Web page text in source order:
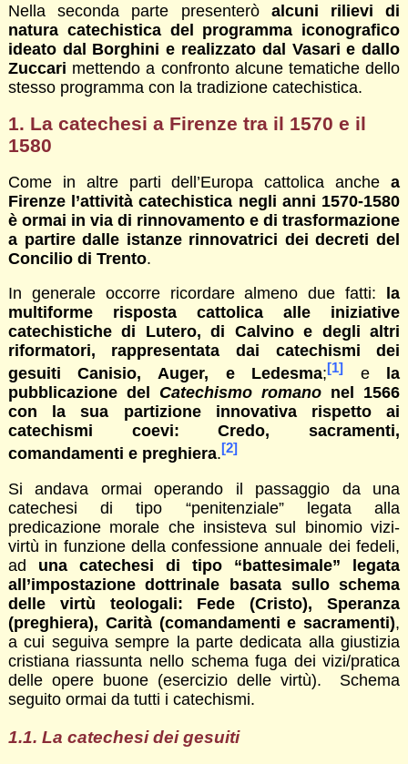
Nella seconda parte presenterò alcuni rilievi di
natura catechistica del programma iconografico
ideato dal Borghini e realizzato dal Vasari e dallo
Zuccari mettendo a confronto alcune tematiche dello
stesso programma con la tradizione catechistica.
1. La catechesi a Firenze tra il 1570 e il
1580
Come in altre parti dell’Europa cattolica anchea
Firenze l’attività catechistica negli anni 1570-1580
è ormai in via di rinnovamento e di trasformazione
a partire dalle istanze rinnovatrici dei decreti del
Concilio di Trento.
In generale occorre ricordare almeno due fatti:
la
multiforme risposta cattolica alle iniziative
catechistiche di Lutero, di Calvino e degli altri
riformatori, rappresentata dai catechismi dei
gesuiti Canisio, Auger, e Ledesma;[1] e
la
pubblicazione del Catechismo romano nel 1566
con la sua partizione innovativa rispetto ai
catechismi coevi: Credo, sacramenti,
comandamenti e preghiera.[2]
Si andava ormai operando il passaggio da una
catechesi di tipo “penitenziale” legata alla
predicazione morale che insisteva sul binomio vizi-
virtù in funzione della confessione annuale dei fedeli,
ad una catechesi di tipo “battesimale” legata
all’impostazione dottrinale basata sullo schema
delle virtù teologali: Fede (Cristo), Speranza
(preghiera), Carità (comandamenti e sacramenti),
a cui seguiva sempre la parte dedicata alla giustizia
cristiana riassunta nello schema fuga dei vizi/pratica
delle opere buone (esercizio delle virtù). Schema
seguito ormai da tutti i catechismi.
1.1. La catechesi dei gesuiti